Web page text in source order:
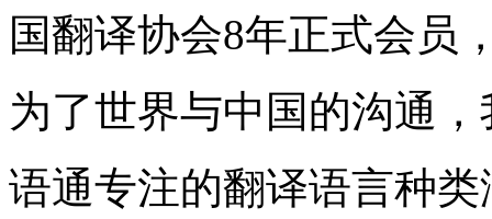
国翻译协会8年正式会员
为了世界与中国的沟通
语通专注的翻译语言种